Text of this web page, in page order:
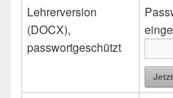
Lehrerversion
(DOCX),
passwortgeschützt